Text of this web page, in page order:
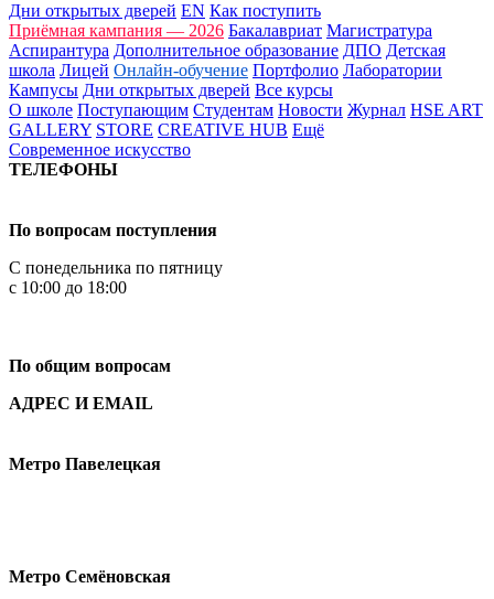
Дни открытых дверей EN Как поступить
Приёмная кампания — 2026 Бакалавриат Магистратура
Аспирантура Дополнительное образование ДПО Детская
школа Лицей Онлайн-обучение Портфолио Лаборатории
Кампусы Дни открытых дверей Все курсы
О школе Поступающим Студентам Новости Журнал HSE ART
GALLERY STORE CREATIVE HUB Ещё
Современное искусство
ТЕЛЕФОНЫ
По вопросам поступления
С понедельника по пятницу
с 10:00 до 18:00
По общим вопросам
АДРЕС И EMAIL
Метро Павелецкая
Метро Семёновская